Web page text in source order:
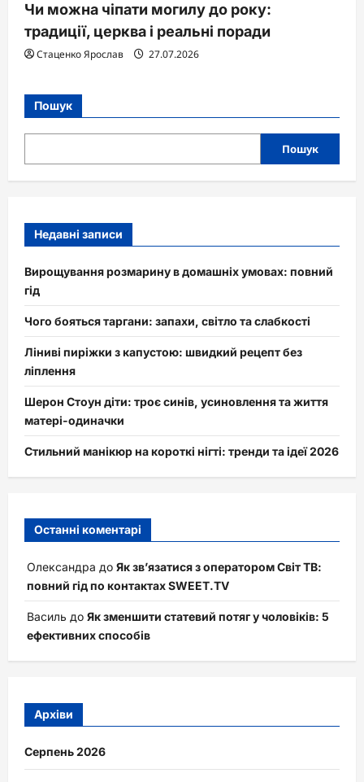
Чи можна чіпати могилу до року:
традиції, церква і реальні поради
Стаценко Ярослав 27.07.2026
Пошук
Пошук
Недавні записи
Вирощування розмарину в домашніх умовах: повний
гід
Чого бояться таргани: запахи, світло та слабкості
Ліниві пиріжки з капустою: швидкий рецепт без
ліплення
Шерон Стоун діти: троє синів, усиновлення та життя
матері-одиначки
Стильний манікюр на короткі нігті: тренди та ідеї 2026
Останні коментарі
Олександра до Як зв’язатися з оператором Світ ТВ:
повний гід по контактах SWEET.TV
Василь до Як зменшити статевий потяг у чоловіків: 5
ефективних способів
Архіви
Серпень 2026